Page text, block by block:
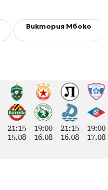
Виктория Мбоко
21:15
15.08
19:00
16.08
21:15
16.08
19:00
17.08